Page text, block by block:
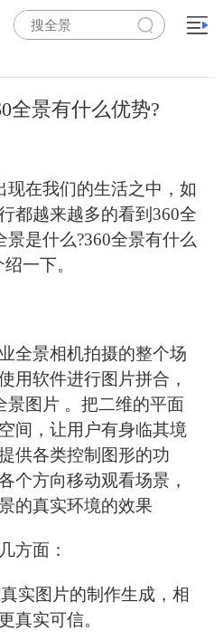
全景有什么优势?
现在我们的生活之中，如
都越来越多的看到360全
是什么?360全景有什么
一下。
全景相机拍摄的整个场
用软件进行图片拼合，
景图片 。把二维的平面
间，让用户有身临其境
供各类控制图形的功
个方向移动观看场景，
的真实环境的效果
方面：
实图片的制作生成，相
真实可信。